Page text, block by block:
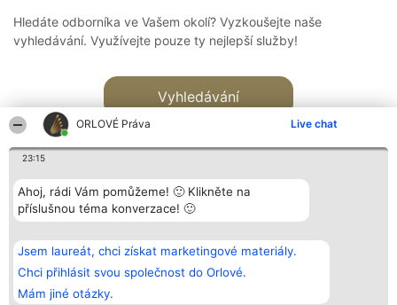
ORLOVÉ Práva Live chat
23:15
Ahoj, rádi Vám pomůžeme! 🙂 Klikněte na
příslušnou téma konverzace! 🙂
Jsem laureát, chci získat marketingové materiály.
Chci přihlásit svou společnost do Orlové.
Mám jiné otázky.
Hledáte odborníka ve Vašem okolí? Vyzkoušejte naše
vyhledávání. Využívejte pouze ty nejlepší služby!
Vyhledávání
Bright Side Solutions sp. z o.
o. sp. k.
ul. Ruska 22
Wrocław 50-079
KRS 0000749100 | Regon
Vítězové
Seznam všech
laureátů
Zásady
Kontakt